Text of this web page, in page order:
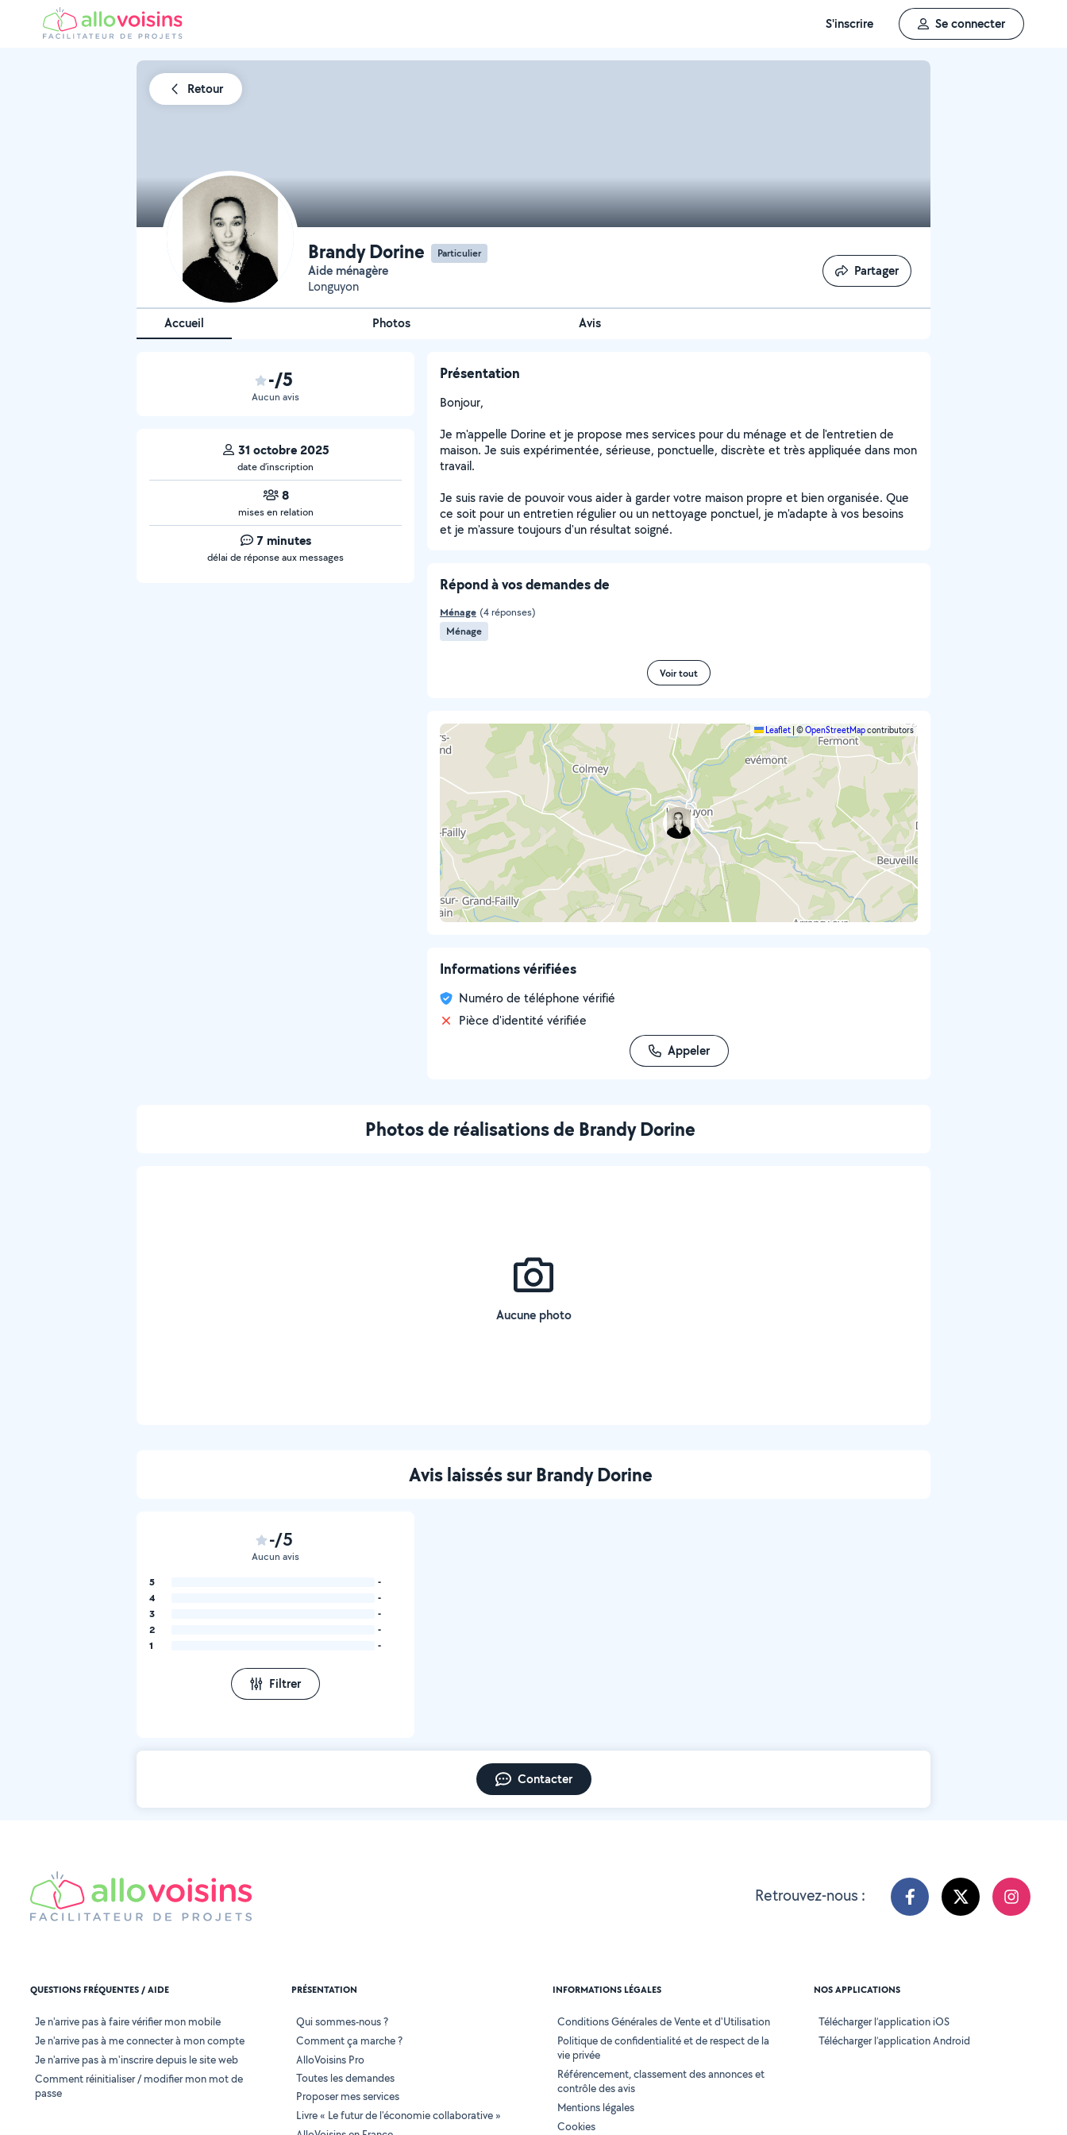
S'inscrire Se connecter
Retour
Brandy Dorine Particulier
Aide ménagère
Longuyon
Partager
Partager
Accueil Photos Avis
-/5
Aucun avis
31 octobre 2025
date d’inscription
8
mises en relation
7 minutes
délai de réponse aux messages
Présentation
Bonjour,
Je m'appelle Dorine et je propose mes services pour du ménage et de l'entretien de
maison. Je suis expérimentée, sérieuse, ponctuelle, discrète et très appliquée dans mon
travail.
Je suis ravie de pouvoir vous aider à garder votre maison propre et bien organisée. Que
ce soit pour un entretien régulier ou un nettoyage ponctuel, je m'adapte à vos besoins
et je m'assure toujours d'un résultat soigné.
Répond à vos demandes de
Ménage (4 réponses)
Ménage
Voir tout
Leaflet ©OpenStreetMapcontributors
Informations vérifiées
Numéro de téléphone vérifié
Pièce d'identité vérifiée
Appeler
Photos de réalisations de Brandy Dorine
Aucune photo
Avis laissés sur Brandy Dorine
-/5
Aucun avis
5
-
4
-
3
-
2
-
1
-
Filtrer
Contacter
Retrouvez-nous :
QUESTIONS FRÉQUENTES / AIDE
Je n'arrive pas à faire vérifier mon mobile
Je n'arrive pas à me connecter à mon compte
Je n'arrive pas à m'inscrire depuis le site web
Comment réinitialiser / modifier mon mot de
passe
PRÉSENTATION
Qui sommes-nous ?
Comment ça marche ?
AlloVoisins Pro
Toutes les demandes
Proposer mes services
Livre « Le futur de l'économie collaborative »
INFORMATIONS LÉGALES
Conditions Générales de Vente et d'Utilisation
Politique de confidentialité et de respect de la
vie privée
Référencement, classement des annonces et
contrôle des avis
Mentions légales
Cookies
NOS APPLICATIONS
Télécharger l’application iOS
Télécharger l’application Android